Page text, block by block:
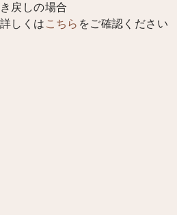
き戻しの場合
詳しくは こちら をご確認ください